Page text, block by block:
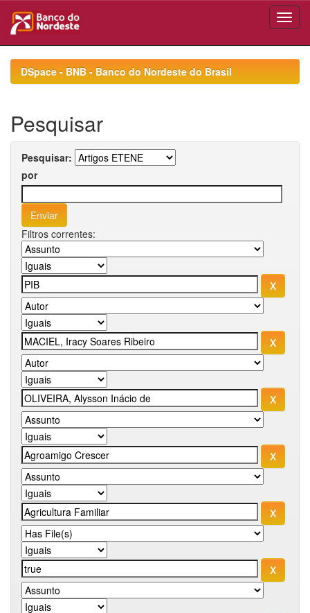
navigationDSpace - BNB - Banco do Nordeste do Brasil
Pesquisar
Pesquisar:
por
Filtros correntes: